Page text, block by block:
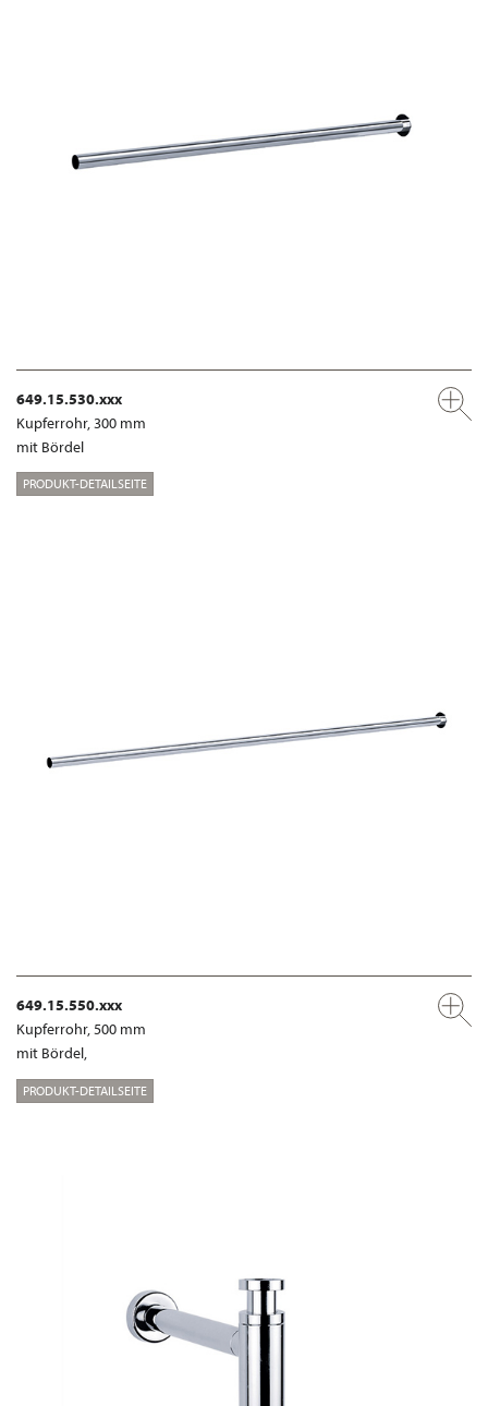
649.15.530.xxx
Kupferrohr, 300 mm
mit Bördel
PRODUKT-DETAILSEITE
649.15.550.xxx
Kupferrohr, 500 mm
mit Bördel,
PRODUKT-DETAILSEITE